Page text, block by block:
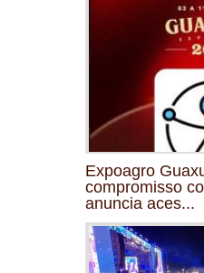
Expoagro
compromisso
anuncia aces...